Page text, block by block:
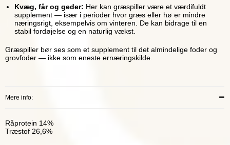
Kvæg, får og geder: Her kan græspiller være et værdifuldt
supplement — især i perioder hvor græs eller hø er mindre
næringsrigt, eksempelvis om vinteren. De kan bidrage til en
stabil fordøjelse og en naturlig vækst.
Græspiller bør ses som et supplement til det almindelige foder og
grovfoder — ikke som eneste ernæringskilde.
Mere info:
Råprotein 14%
Træstof 26,6%